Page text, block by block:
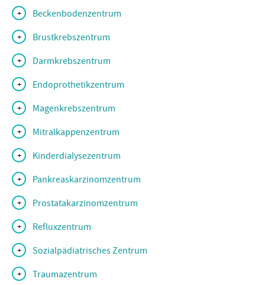
Beckenbodenzentrum
Brustkrebszentrum
Darmkrebszentrum
Endoprothetikzentrum
Magenkrebszentrum
Mitralkappenzentrum
Kinderdialysezentrum
Pankreaskarzinomzentrum
Prostatakarzinomzentrum
Refluxzentrum
Sozialpädiatrisches Zentrum
Traumazentrum